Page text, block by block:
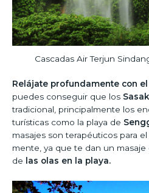
Cascadas Air Terjun
Relájate profundamente con
puedes conseguir que los Sasak
tradicional, principalmente los
turísticas como la playa de
masajes son terapéuticos para
mente, ya que te dan un
de
las olas en la playa.